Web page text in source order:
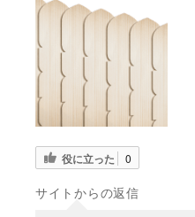
役に立った 0
サイトからの返信